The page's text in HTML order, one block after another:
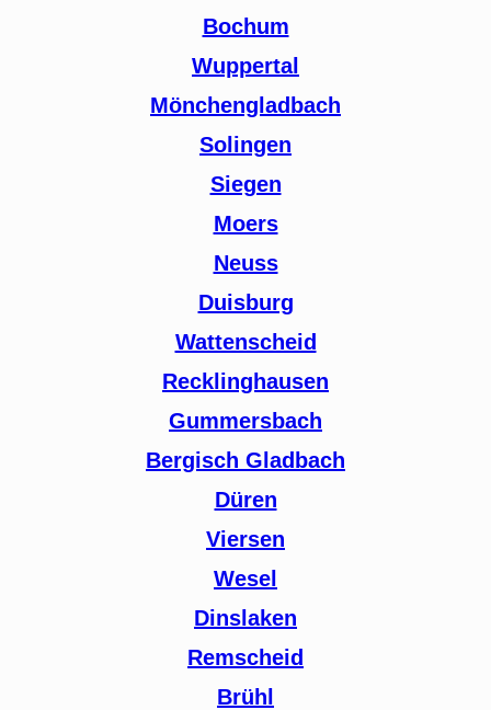
Bochum
Wuppertal
Mönchengladbach
Solingen
Siegen
Moers
Neuss
Duisburg
Wattenscheid
Recklinghausen
Gummersbach
Bergisch Gladbach
Düren
Viersen
Wesel
Dinslaken
Remscheid
Brühl